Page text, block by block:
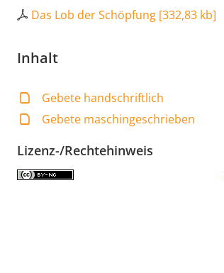
Das Lob der Schöpfung [332,83 kb]
Inhalt
Gebete handschriftlich
Gebete maschingeschrieben
Lizenz-/Rechtehinweis